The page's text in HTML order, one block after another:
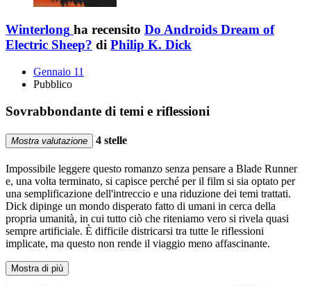
Winterlong ha recensito Do Androids Dream of
Electric Sheep? di Philip K. Dick
Gennaio 11
Pubblico
Sovrabbondante di temi e riflessioni
Mostra valutazione 4 stelle
Impossibile leggere questo romanzo senza pensare a Blade Runner
e, una volta terminato, si capisce perché per il film si sia optato per
una semplificazione dell'intreccio e una riduzione dei temi trattati.
Dick dipinge un mondo disperato fatto di umani in cerca della
propria umanità, in cui tutto ciò che riteniamo vero si rivela quasi
sempre artificiale. È difficile districarsi tra tutte le riflessioni
implicate, ma questo non rende il viaggio meno affascinante.
Mostra di più